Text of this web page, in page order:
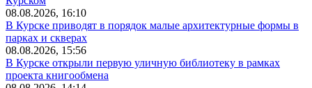
08.08.2026, 16:10
В Курске приводят в порядок малые архитектурные формы в
парках и скверах
08.08.2026, 15:56
В Курске открыли первую уличную библиотеку в рамках
проекта книгообмена